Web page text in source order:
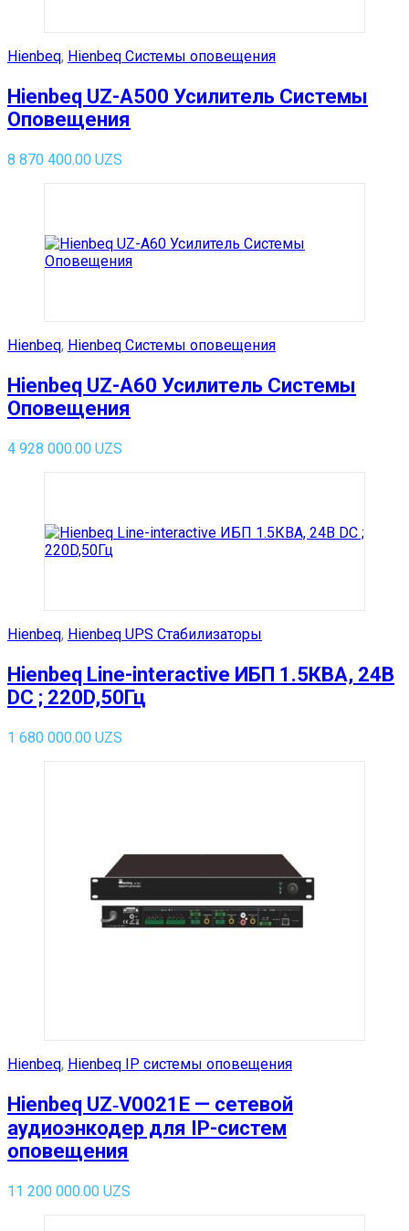
Hienbeq, Hienbeq Системы оповещения
Hienbeq UZ-A500 Усилитель Системы
Оповещения
8 870 400.00 UZS
Hienbeq, Hienbeq Системы оповещения
Hienbeq UZ-A60 Усилитель Системы
Оповещения
4 928 000.00 UZS
Hienbeq, Hienbeq UPS Стабилизаторы
Hienbeq Line-interactive ИБП 1.5КВА, 24В
DC ; 220D,50Гц
1 680 000.00 UZS
Hienbeq, Hienbeq IP системы оповещения
Hienbeq UZ‑V0021E — сетевой
аудиоэнкодер для IP-систем
оповещения
11 200 000.00 UZS